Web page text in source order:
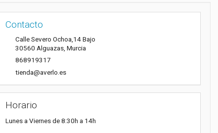
Contacto
Calle Severo Ochoa,14 Bajo
30560 Alguazas, Murcia
868919317
tienda@averlo.es
Horario
Lunes a Viernes de 8:30h a 14h